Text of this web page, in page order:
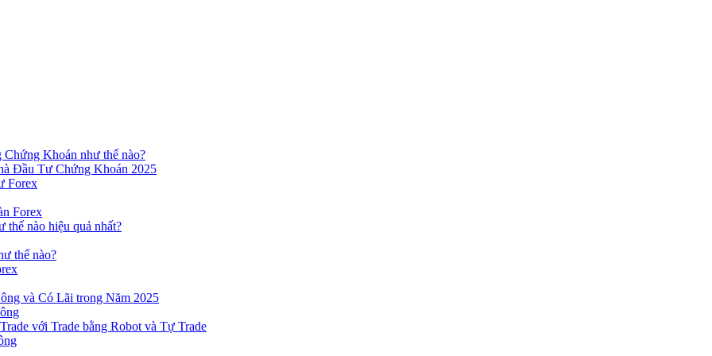
Khoán như thế nào?
Đầu Tư Chứng Khoán 2025
Forex
Forex
nào hiệu quả nhất?
thế nào?
và Có Lãi trong Năm 2025
với Trade bằng Robot và Tự Trade